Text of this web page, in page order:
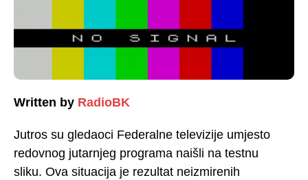
Written by RadioBK
Jutros su gledaoci Federalne televizije umjesto
redovnog jutarnjeg programa naišli na testnu
sliku. Ova situacija je rezultat neizmirenih